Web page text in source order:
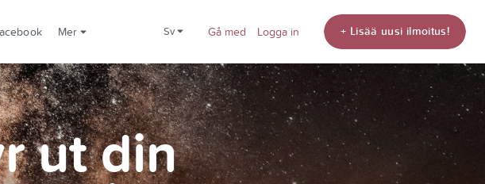
Mer sv Gå med Logga in + Lisää uusi ilmoitus!
ut din